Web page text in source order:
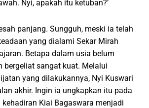
Nyi, apakah itu ketuban?’
panjang. Sungguh, meski ia telah
yang dialami Sekar Mirah
Betapa dalam usia belum
bergeliat sangat kuat. Melalui
yang dilakukannya, Nyi Kuswari
akhir. Ingin ia ungkapkan itu pada
kehadiran Kiai Bagaswara menjadi